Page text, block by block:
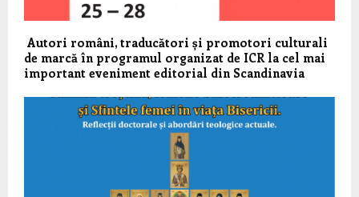
Autori români, traducători și promotori culturali
de marcă în programul organizat de ICR la cel mai
important eveniment editorial din Scandinavia